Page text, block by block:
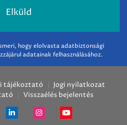
hogy elolvasta adatbiztonsági
adatainak felhasználásához.
tájékoztató
Jogi nyilatkozat
Visszaélés bejelentés